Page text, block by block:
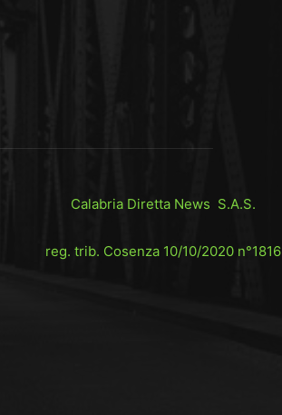
Calabria Diretta News S.A.S.
reg. trib. Cosenza 10/10/2020 n°1816